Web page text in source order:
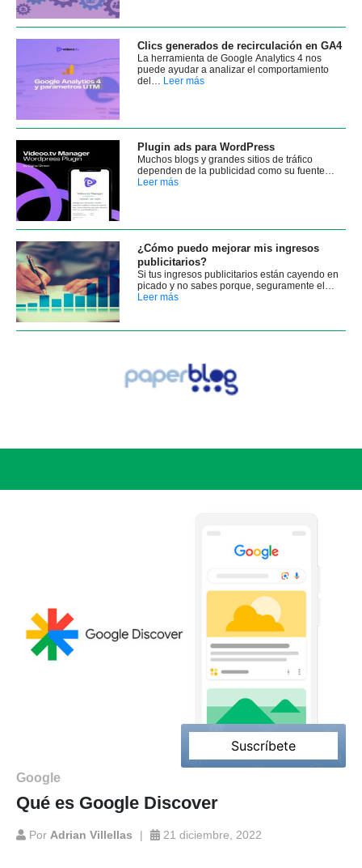
Clics generados de recirculación en GA4
La herramienta de Google Analytics 4 nos
puede ayudar a analizar el comportamiento
del…
Leer más
Plugin ads para WordPress
Muchos blogs y grandes sitios de tráfico
dependen de la publicidad como su fuente…
Leer más
¿Cómo puedo mejorar mis ingresos
publicitarios?
Si tus ingresos publicitarios están cayendo en
picado y no sabes porque, seguramente el…
Leer más
Google
Qué es Google Discover
Por Adrian Villellas 21 diciembre, 2022
Suscríbete